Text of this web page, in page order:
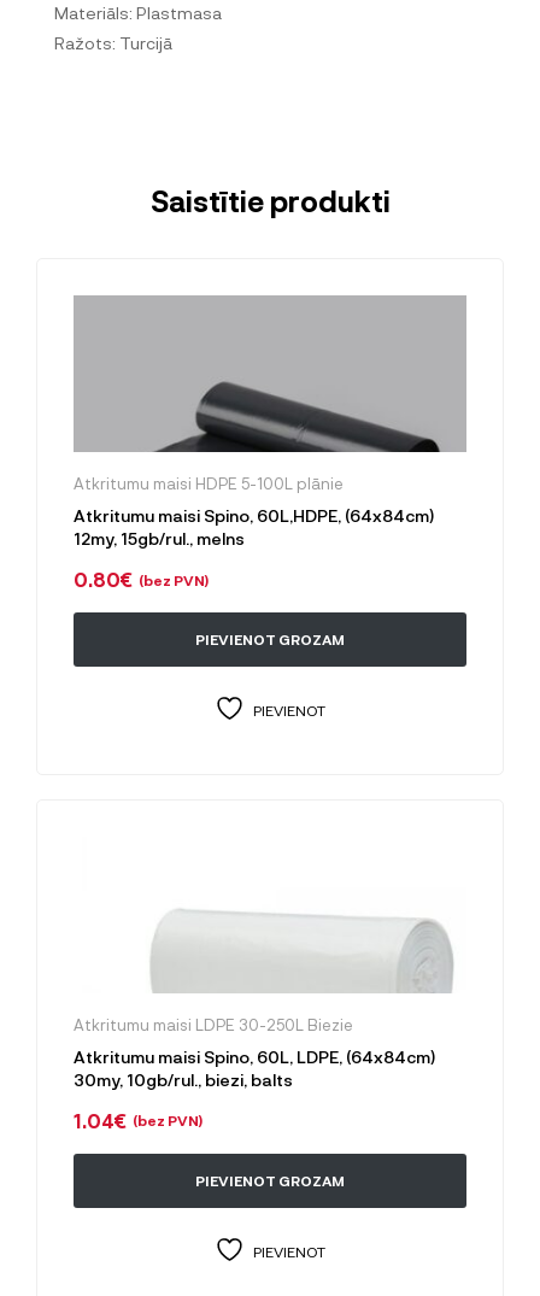
Materiāls: Plastmasa
Ražots: Turcijā
Saistītie produkti
Atkritumu maisi HDPE 5-100L plānie
Atkritumu maisi Spino, 60L,HDPE, (64x84cm)
12my, 15gb/rul., melns
0.80€ (bez PVN)
PIEVIENOT GROZAM
PIEVIENOT
Atkritumu maisi LDPE 30-250L Biezie
Atkritumu maisi Spino, 60L, LDPE, (64x84cm)
30my, 10gb/rul., biezi, balts
1.04€ (bez PVN)
PIEVIENOT GROZAM
PIEVIENOT